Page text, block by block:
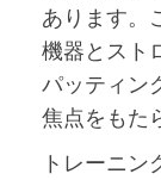
あります。
機器とスト
パッティン
焦点をもた
トレーニン